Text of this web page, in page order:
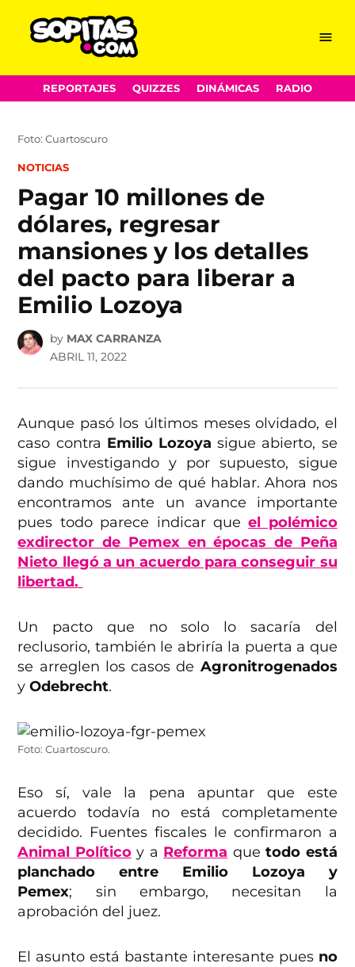
Skip
to
Menu
REPORTAJES QUIZZES DINÁMICAS RADIO
Foto: Cuartoscuro
POSTED
NOTICIAS
Pagar 10 millones de
dólares, regresar
mansiones y los detalles
del pacto para liberar a
Emilio Lozoya
by MAX CARRANZA
ABRIL 11, 2022
Aunque pasó los últimos meses olvidado, el
caso contra Emilio Lozoya sigue abierto, se
sigue investigando y por supuesto, sigue
dando muchísimo de qué hablar. Ahora nos
encontramos ante un avance importante
pues todo parece indicar queel polémico
exdirector de Pemex en épocas de Peña
Nieto llegó a un acuerdo para conseguir su
libertad.
Un pacto que no solo lo sacaría del
reclusorio, también le abriría la puerta a que
se arreglen los casos de Agronitrogenados
yOdebrecht.
Foto: Cuartoscuro.
Eso sí, vale la pena apuntar que este
acuerdo todavía no está completamente
decidido. Fuentes fiscales le confirmaron a
Animal Políticoy a Reforma quetodo está
planchado entre Emilio Lozoya y
Pemex; sin embargo, necesitan la
aprobación del juez.
El asunto está bastante interesante pues no